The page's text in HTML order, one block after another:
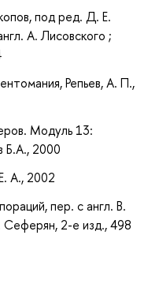
под ред. Д. Е.
А. Лисовского ;
Репьев, А. П.,
Модуль 13:
Б.А., 2000
А., 2002
пер. с англ. В.
Сеферян, 2-е изд., 498